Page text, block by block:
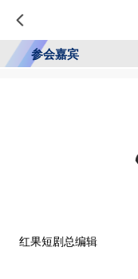
参会嘉宾
红果短剧总编辑